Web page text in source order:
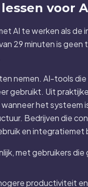
voor
AI te werken als de
29 minuten is geen
nemen. AI-tools
gebruikt. Uit
het systeem
Bedrijven die
en
met gebruikers die
productiviteit